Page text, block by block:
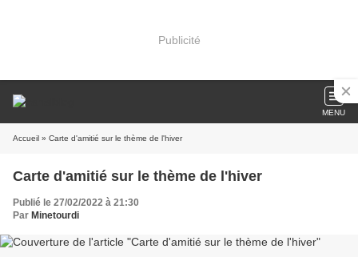
Publicité
MENU
Accueil » Carte d'amitié sur le thème de l'hiver
Carte d'amitié sur le thème de l'hiver
Publié le 27/02/2022 à 21:30
Par Minetourdi